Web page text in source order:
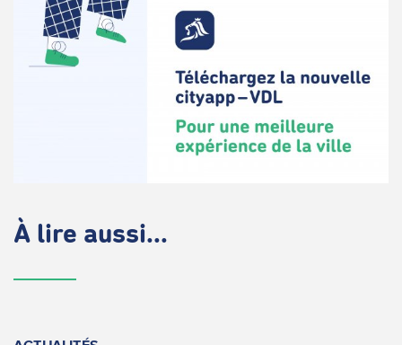
À lire aussi...